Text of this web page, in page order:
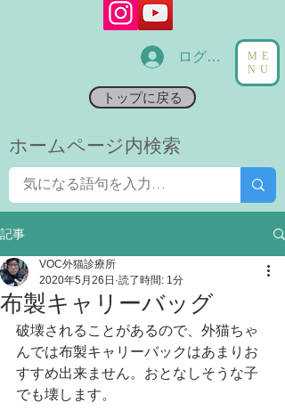
ログイン
トップに戻る
ME
NU
​ホームページ内検索
記事
布製キャリーバッグ
VOC外猫診療所
2020年5月26日 読了時間: 1分
破壊されることがあるので、外猫ちゃ
んでは布製キャリーバックはあまりお
すすめ出来ません。おとなしそうな子
でも壊します。